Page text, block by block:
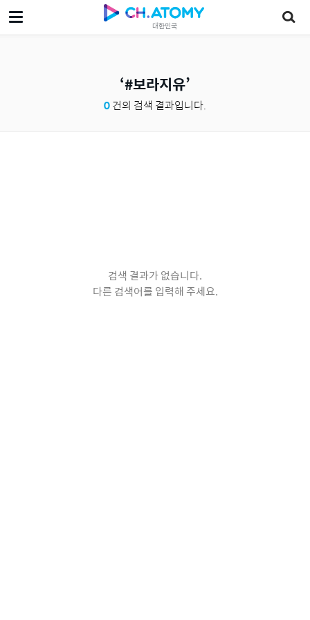
대한민국
#보라지유
0건의 검색 결과입니다.
검색 결과가 없습니다.
다른 검색어를 입력해 주세요.